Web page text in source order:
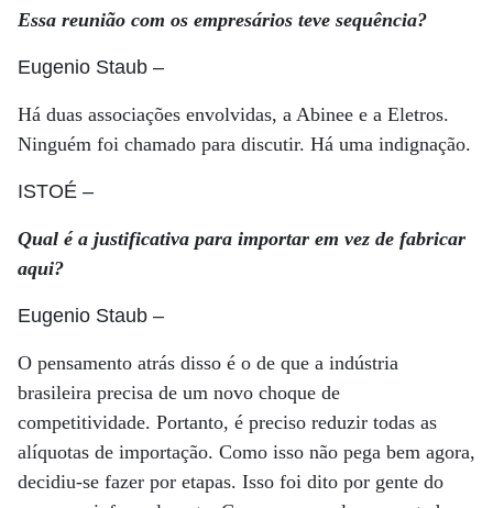
Essa reunião com os empresários teve sequência?
Eugenio Staub –
Há duas associações envolvidas, a Abinee e a Eletros.
Ninguém foi chamado para discutir. Há uma indignação.
ISTOÉ –
Qual é a justificativa para importar em vez de fabricar
aqui?
Eugenio Staub –
O pensamento atrás disso é o de que a indústria
brasileira precisa de um novo choque de
competitividade. Portanto, é preciso reduzir todas as
alíquotas de importação. Como isso não pega bem agora,
decidiu-se fazer por etapas. Isso foi dito por gente do